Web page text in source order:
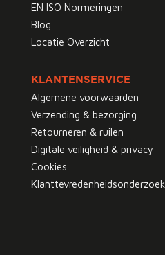
EN ISO Normeringen
Blog
Locatie Overzicht
KLANTENSERVICE
Algemene voorwaarden
Verzending & bezorging
Retourneren & ruilen
Digitale veiligheid & privacy
Cookies
Klanttevredenheidsonderzoek